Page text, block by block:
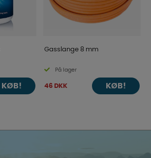
KØB!
Gasslange 8 mm
På lager
46 DKK KØB!